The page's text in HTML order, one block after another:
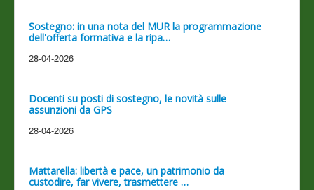
Sostegno: in una nota del MUR la programmazione
dell'offerta formativa e la ripa…
28-04-2026
Docenti su posti di sostegno, le novità sulle
assunzioni da GPS
28-04-2026
Mattarella: libertà e pace, un patrimonio da
custodire, far vivere, trasmettere …